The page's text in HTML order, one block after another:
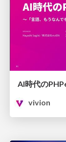
vivion